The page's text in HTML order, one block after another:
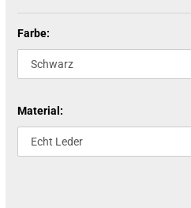
Farbe:
Material: